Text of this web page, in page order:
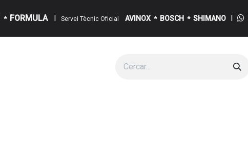
* FORMULA I Servei Tècnic Oficial AVINOX * BOSCH * SHIMANO I